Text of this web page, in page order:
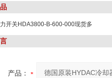
开关HDA3800-B-600-000现货多
产品：